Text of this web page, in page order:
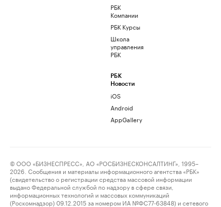
РБК
Компании
РБК Курсы
Школа
управления
РБК
РБК
Новости
iOS
Android
AppGallery
© ООО «БИЗНЕСПРЕСС», АО «РОСБИЗНЕСКОНСАЛТИНГ», 1995–
2026. Сообщения и материалы информационного агентства «РБК»
(свидетельство о регистрации средства массовой информации
выдано Федеральной службой по надзору в сфере связи,
информационных технологий и массовых коммуникаций
(Роскомнадзор) 09.12.2015 за номером ИА №ФС77-63848) и сетевого